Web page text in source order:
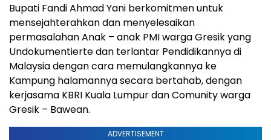
Bupati Fandi Ahmad Yani berkomitmen untuk
mensejahterahkan dan menyelesaikan
permasalahan Anak – anak PMI warga Gresik yang
Undokumentierte dan terlantar Pendidikannya di
Malaysia dengan cara memulangkannya ke
Kampung halamannya secara bertahab, dengan
kerjasama KBRI Kuala Lumpur dan Comunity warga
Gresik – Bawean.
ADVERTISEMENT